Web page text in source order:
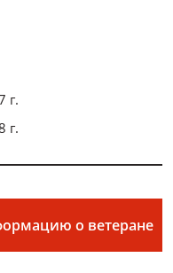
г.
г.
о ветеране